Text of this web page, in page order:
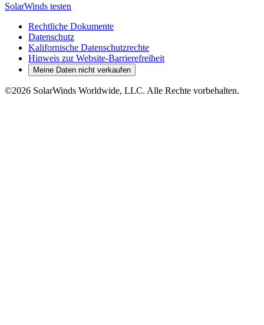
SolarWinds testen
Rechtliche Dokumente
Datenschutz
Kalifornische Datenschutzrechte
Hinweis zur Website-Barrierefreiheit
Meine Daten nicht verkaufen
©2026 SolarWinds Worldwide, LLC. Alle Rechte vorbehalten.